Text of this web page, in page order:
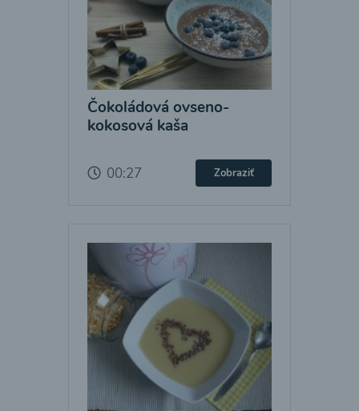
Čokoládová ovseno-
kokosová kaša
00:27 Zobraziť